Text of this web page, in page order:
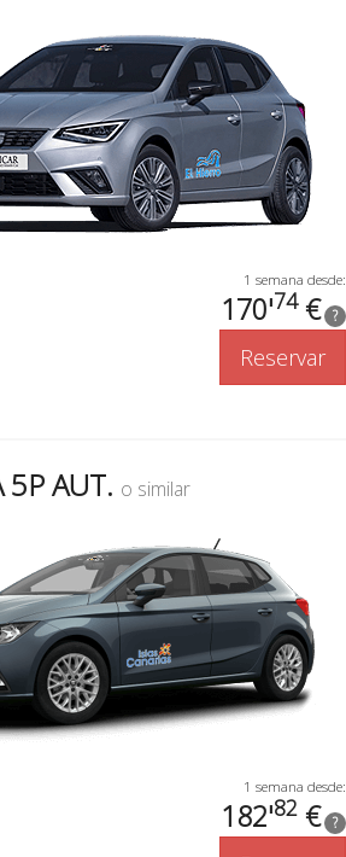
1 semana desde:
170'74€ ?
Reservar
5P AUT. o similar
1 semana desde:
182'82 € ?